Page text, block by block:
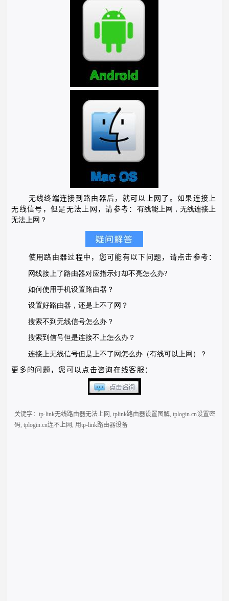
无线终端连接到路由器后，就可以上网了。如果连接上
无线信号，但是无法上网，请参考： 有线能上网，无线连接上
无法上网？
使用路由器过程中，您可能有以下问题，请点击参考：
网线接上了路由器对应指示灯却不亮怎么 办?
如何使用手机设置路由器 ？
设置好路由器，还是上不了 网？
搜索不到无线信号怎么办？
搜索到信号但是连接不上怎么办？
连接上无线信号但是上不了网怎么办（有线可以上网）？
更多的问题，您可以点击咨询在线客服：
关键字：tp-link无线路由器无法上网,tplink路由器设置图解,tplogin.cn设置密
码,tplogin.cn连不上网, 用tp-link路由器设备